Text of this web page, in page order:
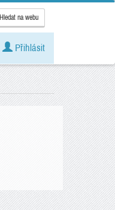
Hledat na webu
Přihlásit